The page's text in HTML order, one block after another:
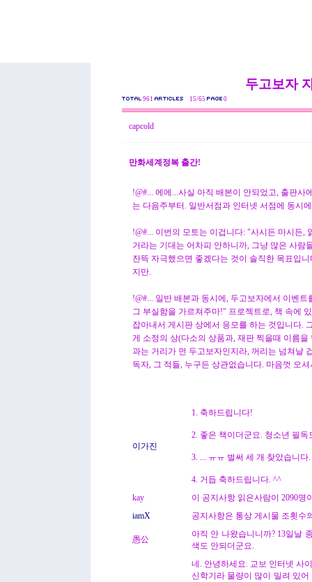
두고보자
961 15/65 0
capcold
만화세계정복 출간!
!@#... 에에...사실 아직 배본이 안되었고, 출판사
는 다음주부터. 일반서점과 인터넷 서점에 동시
!@#... 이번의 모토는 이겁니다: "사시든 마시든,
거라는 기대는 어차피 안하니까, 그냥 많은 사람
잔뜩 자극했으면 좋겠다는 것이 솔직한 목표입
지만.
!@#... 일반 배본과 동시에, 두고보자에서 이벤
그 부실함을 가르쳐주마!" 프로젝트로, 책 속에
잡아내서 게시판 상에서 응모를 하는 것입니다.
게 소정의 상(다소의 상품과, 재판 찍을때 이름
과는 거리가 먼 두고보자인지라, 꺼리는 넘쳐날
독자, 그 적들, 누구든 상관없습니다. 마음껏 오
이가진
1. 축하드립니다!
2. 좋은 책이더군요. 청소년 필독
3. ... ㅠㅠ 벌써 세 개 찾았습니
4. 거듭 축하드립니다. ^^
kay
이 공지사항 읽은사람이 2090명
iamX
공지사항은 통상 게시물 조횟수
愚公
아직 안 나왔습니니까? 13일날
색도 안되더군요.
네. 안녕하세요. 교보 인터넷 사
신학기라 물량이 많이 밀려 있